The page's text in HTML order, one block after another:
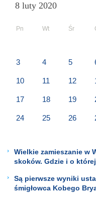
8 luty 2020
Pn Wt Śr
3 4 5
10 11 12
17 18 19
24 25 26
Wielkie zamieszanie w
skoków. Gdzie i o
Są pierwsze wyniki
śmigłowca Kobego